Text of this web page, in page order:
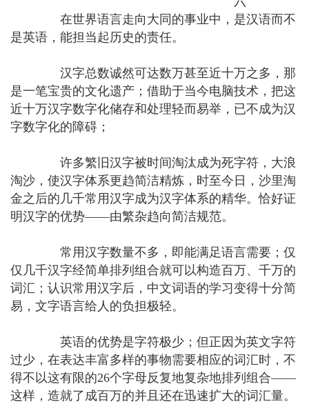
在世界语言走向大同的事业中，是汉语而不
是英语，能担当起历史的责任。
汉字总数诚然可达数万甚至近十万之多，那
是一笔宝贵的文化遗产；借助于当今电脑技术，把这
近十万汉字数字化储存和处理轻而易举，已不成为汉
字数字化的障碍；
许多繁旧汉字被时间淘汰成为死字符，大浪
淘沙，使汉字体系更趋简洁精炼，时至今日，沙里淘
金之后的几千常用汉字成为汉字体系的精华。恰好证
明汉字的优势——由繁杂趋向简洁规范。
常用汉字数量不多，即能满足语言需要；仅
仅几千汉字经简单排列组合就可以构造百万、千万的
词汇；认识常用汉字后，中文词语的学习变得十分简
易，文字语言给人的负担极轻。
英语的优势是字符极少；但正因为英文字符
过少，在表达丰富多样的事物需要相应的词汇时，不
得不以这有限的26个字母反复地复杂地排列组合——
这样，造就了成百万的并且还在迅速扩大的词汇量。